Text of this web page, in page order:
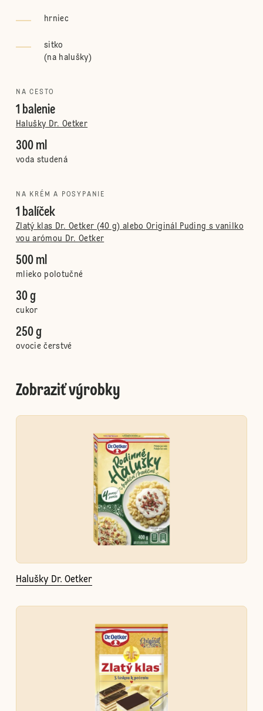
hrniec
sitko
(na halušky)
NA CESTO
1 balenie
Halušky Dr. Oetker
300 ml
voda studená
NA KRÉM A POSYPANIE
1 balíček
Zlatý klas Dr. Oetker (40 g) alebo Originál Puding s vanilko
vou arómou Dr. Oetker
500 ml
mlieko polotučné
30 g
cukor
250 g
ovocie čerstvé
Zobraziť výrobky
Halušky Dr. Oetker